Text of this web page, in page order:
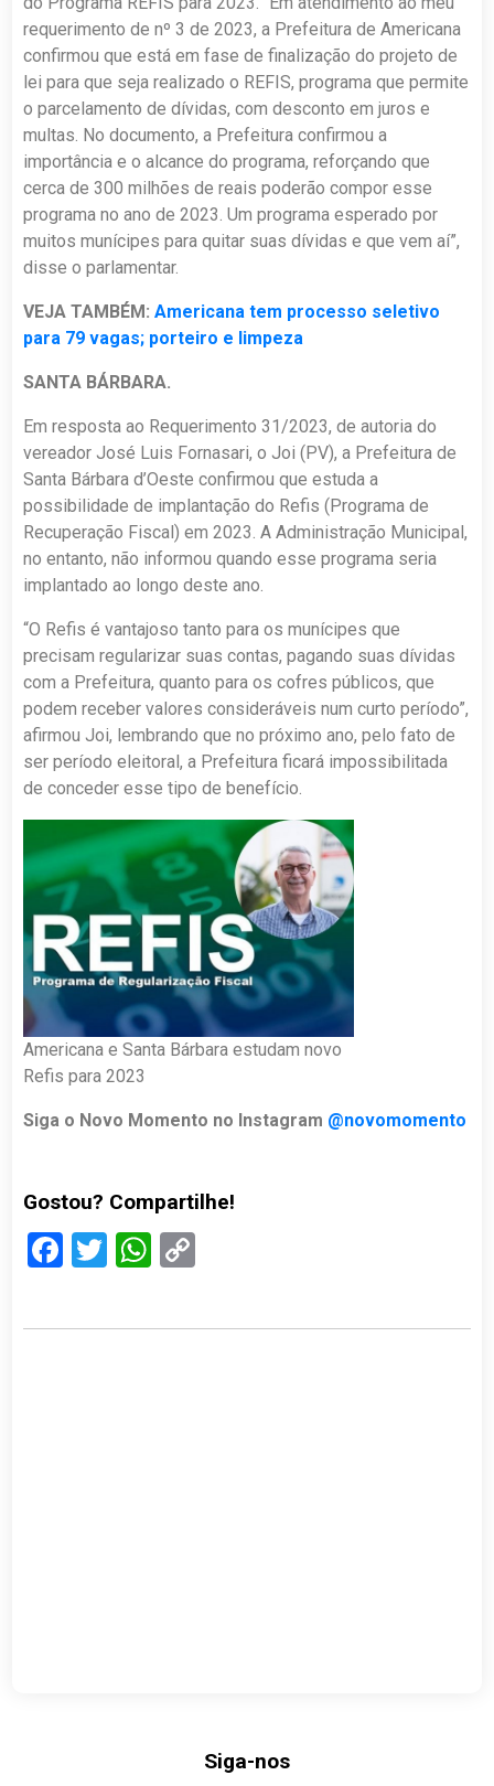
requerimento de nº 3 de 2023, a Prefeitura de Americana
confirmou que está em fase de finalização do projeto de
lei para que seja realizado o REFIS, programa que permite
o parcelamento de dívidas, com desconto em juros e
multas. No documento, a Prefeitura confirmou a
importância e o alcance do programa, reforçando que
cerca de 300 milhões de reais poderão compor esse
programa no ano de 2023. Um programa esperado por
muitos munícipes para quitar suas dívidas e que vem aí”,
disse o parlamentar.
VEJA TAMBÉM:Americana tem processo seletivo
para 79 vagas; porteiro e limpeza
SANTA BÁRBARA.
Em resposta ao Requerimento 31/2023, de autoria do
vereador José Luis Fornasari, o Joi (PV), a Prefeitura de
Santa Bárbara d’Oeste confirmou que estuda a
possibilidade de implantação do Refis (Programa de
Recuperação Fiscal) em 2023. A Administração Municipal,
no entanto, não informou quando esse programa seria
implantado ao longo deste ano.
“O Refis é vantajoso tanto para os munícipes que
precisam regularizar suas contas, pagando suas dívidas
com a Prefeitura, quanto para os cofres públicos, que
podem receber valores consideráveis num curto período”,
afirmou Joi, lembrando que no próximo ano, pelo fato de
ser período eleitoral, a Prefeitura ficará impossibilitada
de conceder esse tipo de benefício.
Americana e Santa Bárbara estudam novo
Refis para 2023
Siga o Novo Momento no Instagram @novomomento
Gostou? Compartilhe!
Facebook
TwitterWhatsApp
Siga-nos